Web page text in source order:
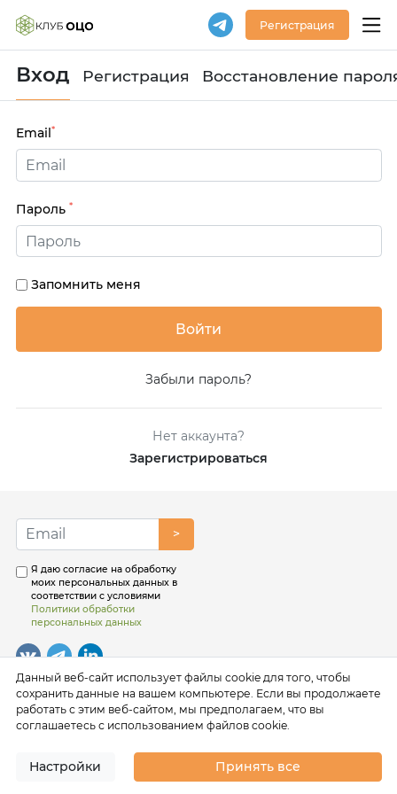
Регистрация
Вход Регистрация Восстановление
Email*
Пароль *
Запомнить меня
Забыли пароль?
Нет аккаунта?
Зарегистрироваться
>
Я даю согласие на обработку
моих персональных данных в
соответствии с условиями
Политики обработки
персональных данных
Данный веб-сайт использует файлы cookie для того, чтобы
сохранить данные на вашем компьютере. Если вы продолжаете
работать с этим веб-сайтом, мы предполагаем, что вы
соглашаетесь с использованием файлов cookie.
Настройки Принять все